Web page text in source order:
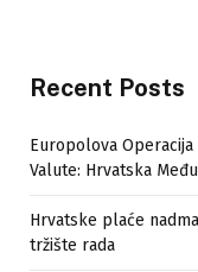
Recent Posts
Europolova Operacija
Valute: Hrvatska
Hrvatske plaće
tržište rada